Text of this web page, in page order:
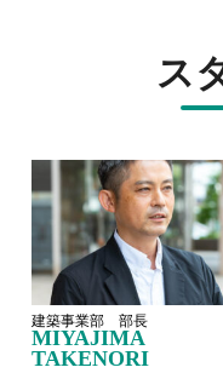
ス
建築事業部 部長
MIYAJIMA
TAKENORI